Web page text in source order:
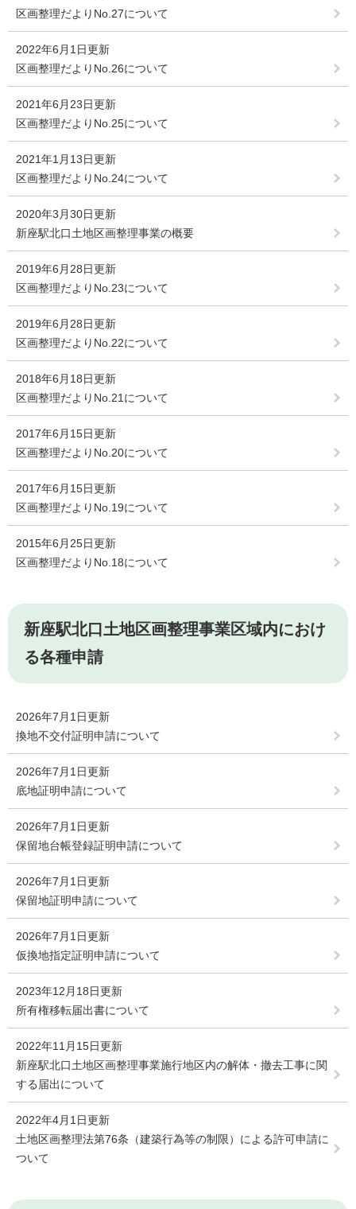
区画整理だよりNo.27について
2022年6月1日更新
区画整理だよりNo.26について
2021年6月23日更新
区画整理だよりNo.25について
2021年1月13日更新
区画整理だよりNo.24について
2020年3月30日更新
新座駅北口土地区画整理事業の概要
2019年6月28日更新
区画整理だよりNo.23について
2019年6月28日更新
区画整理だよりNo.22について
2018年6月18日更新
区画整理だよりNo.21について
2017年6月15日更新
区画整理だよりNo.20について
2017年6月15日更新
区画整理だよりNo.19について
2015年6月25日更新
区画整理だよりNo.18について
新座駅北口土地区画整理事業区域内におけ
る各種申請
2026年7月1日更新
換地不交付証明申請について
2026年7月1日更新
底地証明申請について
2026年7月1日更新
保留地台帳登録証明申請について
2026年7月1日更新
保留地証明申請について
2026年7月1日更新
仮換地指定証明申請について
2023年12月18日更新
所有権移転届出書について
2022年11月15日更新
新座駅北口土地区画整理事業施行地区内の解体・撤去工事に関
する届出について
2022年4月1日更新
土地区画整理法第76条（建築行為等の制限）による許可申請に
ついて